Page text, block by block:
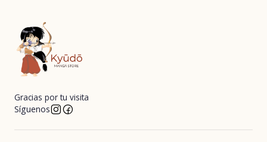
Gracias por tu visita
Síguenos